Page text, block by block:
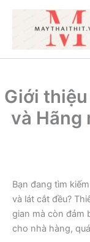
dung
Giới
và Hãng
Bạn đang tìm
và lát cắt đều?
gian mà còn đảm
cho nhà hàng,